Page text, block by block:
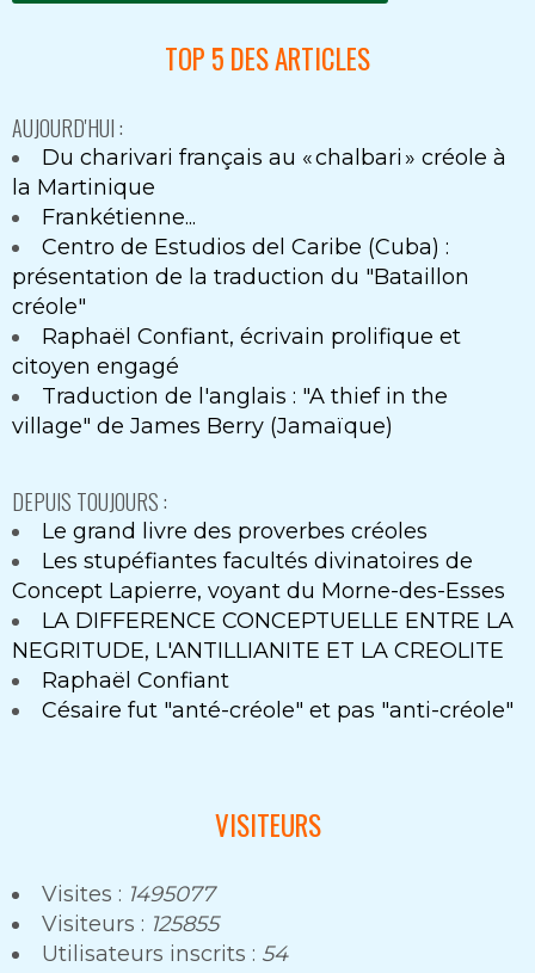
TOP 5 DES ARTICLES
AUJOURD'HUI :
Du charivari français au « chalbari » créole à
la Martinique
Frankétienne...
Centro de Estudios del Caribe (Cuba) :
présentation de la traduction du "Bataillon
créole"
Raphaël Confiant, écrivain prolifique et
citoyen engagé
Traduction de l'anglais : "A thief in the
village" de James Berry (Jamaïque)
DEPUIS TOUJOURS :
Le grand livre des proverbes créoles
Les stupéfiantes facultés divinatoires de
Concept Lapierre, voyant du Morne-des-Esses
LA DIFFERENCE CONCEPTUELLE ENTRE LA
NEGRITUDE, L'ANTILLIANITE ET LA CREOLITE
Raphaël Confiant
Césaire fut "anté-créole" et pas "anti-créole"
VISITEURS
Visites : 1495077
Visiteurs : 125855
Utilisateurs inscrits : 54